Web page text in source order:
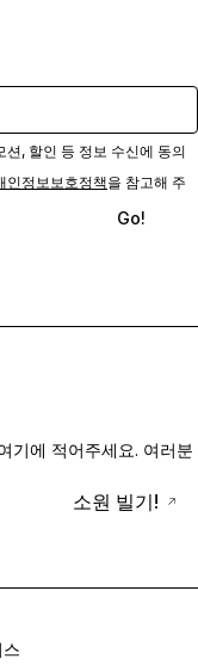
, 할인 등 정보 수신에 동의
인정보보호정책을 참고해 주
Go!
기에 적어주세요. 여러분
소원 빌기!